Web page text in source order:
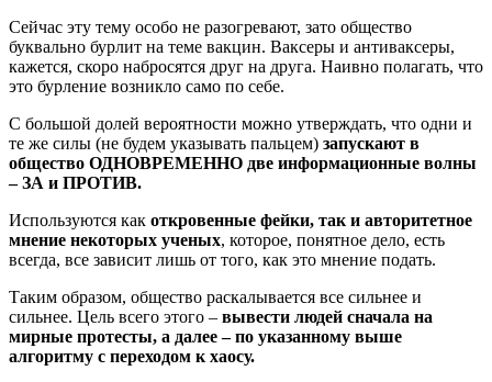
Сейчас эту тему особо не разогревают, зато общество
буквально бурлит на теме вакцин. Ваксеры и антиваксеры,
кажется, скоро набросятся друг на друга. Наивно полагать, что
это бурление возникло само по себе.
С большой долей вероятности можно утверждать, что одни и
те же силы (не будем указывать пальцем) запускают в
общество ОДНОВРЕМЕННО две информационные волны
– ЗА и ПРОТИВ.
Используются как откровенные фейки, так и авторитетное
мнение некоторых ученых, которое, понятное дело, есть
всегда, все зависит лишь от того, как это мнение подать.
Таким образом, общество раскалывается все сильнее и
сильнее. Цель всего этого – вывести людей сначала на
мирные протесты, а далее – по указанному выше
алгоритму с переходом к хаосу.